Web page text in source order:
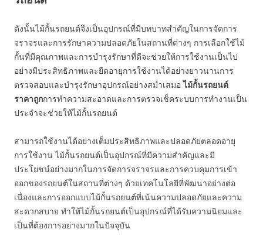
ดังนั้นไม้กั้นรถยนต์จึงเป็นอุปกรณ์ที่มีบทบาทสำคัญในการจัดการ
จราจรและการรักษาความปลอดภัยในสถานที่ต่างๆ การเลือกใช้ไม้
กั้นที่มีคุณภาพและการบำรุงรักษาที่ดีจะช่วยให้การใช้งานเป็นไป
อย่างมีประสิทธิภาพและยืดอายุการใช้งานได้อย่างยาวนานการ
ตรวจสอบและบำรุงรักษาอุปกรณ์อย่างสม่ำเสมอไม้กั้นรถยนต์
ราคาถูกการทำความสะอาดและการตรวจเช็คระบบการทำงานเป็น
ประจำจะช่วยให้ไม้กั้นรถยนต์
สามารถใช้งานได้อย่างเต็มประสิทธิภาพและปลอดภัยตลอดอายุ
การใช้งาน ไม้กั้นรถยนต์เป็นอุปกรณ์ที่มีความสำคัญและมี
ประโยชน์อย่างมากในการจัดการจราจรและการควบคุมการเข้า
ออกของรถยนต์ในสถานที่ต่างๆ ด้วยเทคโนโลยีที่พัฒนาอย่างต่อ
เนื่องและการออกแบบไม้กั้นรถยนต์ที่เน้นความปลอดภัยและความ
สะดวกสบาย ทำให้ไม้กั้นรถยนต์เป็นอุปกรณ์ที่ได้รับความนิยมและ
เป็นที่ต้องการอย่างมากในปัจจุบัน